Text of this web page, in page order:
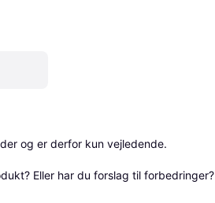
og er derfor kun vejledende.
Eller har du forslag til forbedringer?